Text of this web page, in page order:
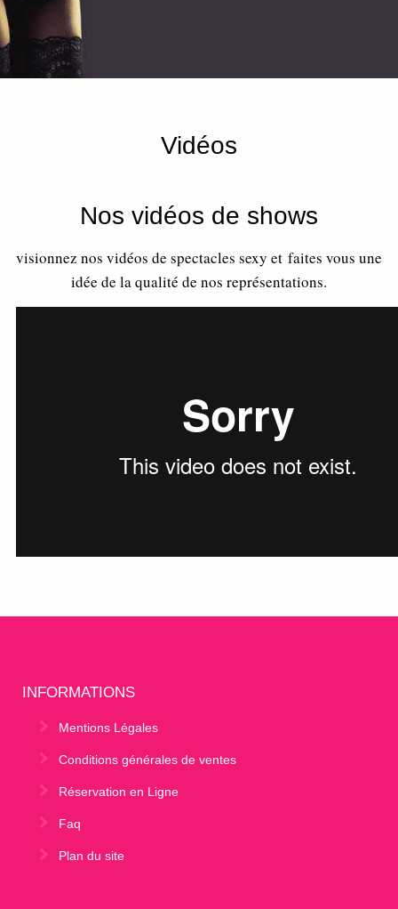
Vidéos
Nos vidéos de shows
visionnez nos vidéos de spectacles sexy et faites vous une
idée de la qualité de nos représentations.
INFORMATIONS
Mentions Légales
Conditions générales de ventes
Réservation en Ligne
Faq
Plan du site